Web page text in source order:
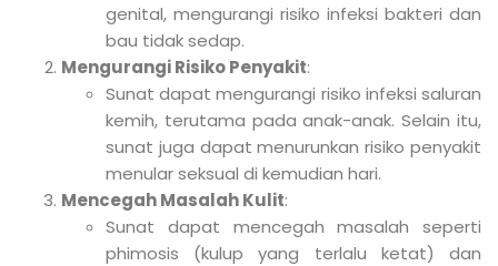
genital, mengurangi risiko infeksi bakteri dan
bau tidak sedap.
Mengurangi Risiko Penyakit:
Sunat dapat mengurangi risiko infeksi saluran
kemih, terutama pada anak-anak. Selain itu,
sunat juga dapat menurunkan risiko penyakit
menular seksual di kemudian hari.
Mencegah Masalah Kulit:
Sunat dapat mencegah masalah seperti
phimosis (kulup yang terlalu ketat) dan